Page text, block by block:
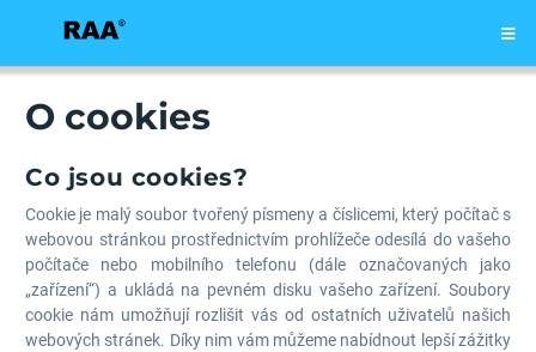
O cookies
Co jsou cookies?
Cookie je malý soubor tvořený písmeny a číslicemi, který počítač s
webovou stránkou prostřednictvím prohlížeče odesílá do vašeho
počítače nebo mobilního telefonu (dále označovaných jako
„zařízení“) a ukládá na pevném disku vašeho zařízení. Soubory
cookie nám umožňují rozlišit vás od ostatních uživatelů našich
webových stránek. Díky nim vám můžeme nabídnout lepší zážitky